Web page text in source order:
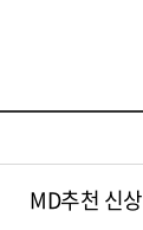
MD추천 신상